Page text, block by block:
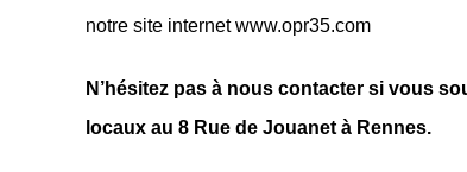
notre site internet www.opr35.com
N’hésitez pas à nous contacter si vous
locaux au 8 Rue de Jouanet à Rennes.